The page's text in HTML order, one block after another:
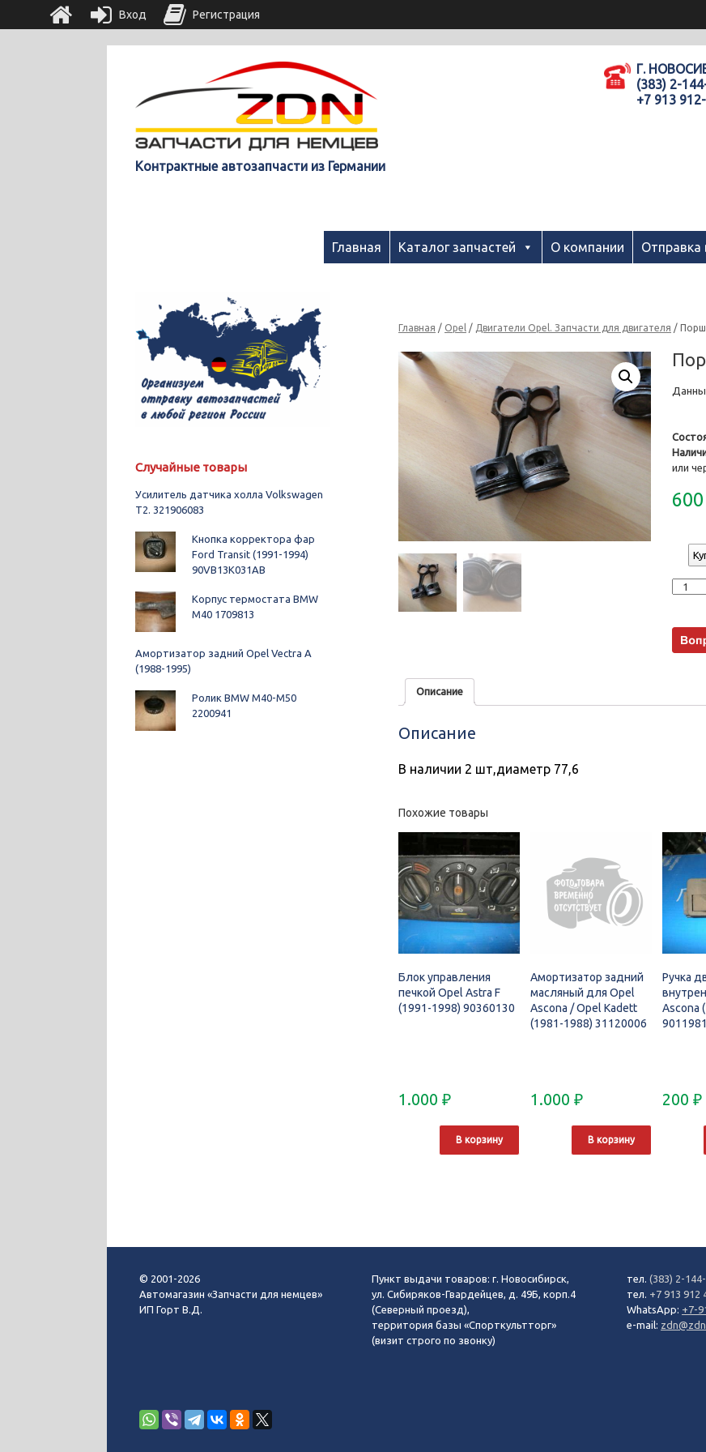
Контрактные автозапчасти из Германии
Г.
(383) 2-
+7 913
Главная Каталог запчастей О компании Отправка
Главная / Opel / Двигатели Opel. Запчасти для двигателя /
или
Описание
Описание
В наличии 2 шт,диаметр 77,6
Похожие товары
Блок управления
печкой Opel Astra F
(1991-1998) 90360130
1.000₽
В корзину
Амортизатор задний
масляный для Opel
Ascona / Opel Kadett
(1981-1988) 31120006
1.000 ₽
В корзину
Ручка
Ascona
200 ₽
Случайные товары
Усилитель датчика холла Volkswagen
T2. 321906083
Кнопка корректора фар
Ford Transit (1991-1994)
90VB13K031AB
Корпус термостата BMW
M40 1709813
Амортизатор задний Opel Vectra A
(1988-1995)
Ролик BMW M40-M50
2200941
© 2001-2026
Автомагазин «Запчасти для немцев»
ИП Горт В.Д.
Пункт выдачи товаров: г. Новосибирск,
ул. Сибиряков-Гвардейцев, д. 49Б, корп.4
(Северный проезд),
территория базы «Спорткультторг»
(визит строго по звонку)
тел.(383) 2-
тел. +7 913 912
WhatsApp: +7-
e-mail:
Вход Регистрация